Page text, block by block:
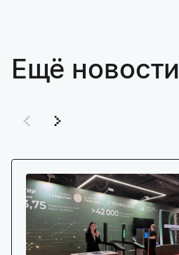
Ещё новости